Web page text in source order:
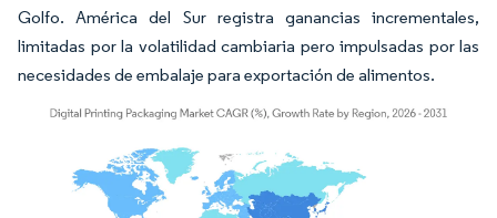
Golfo. América del Sur registra ganancias incrementales,
limitadas por la volatilidad cambiaria pero impulsadas por las
necesidades de embalaje para exportación de alimentos.